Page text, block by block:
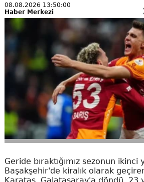
08.08.2026 13:50:00
Haber Merkezi
Geride bıraktığımız sezonun ikinci
Başakşehir'de kiralık olarak